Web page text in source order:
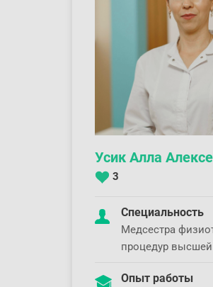
Усик Алла
3
Специальность
Медсестра
процедур высшей
Опыт работы